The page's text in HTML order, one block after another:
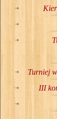
Turniej
III